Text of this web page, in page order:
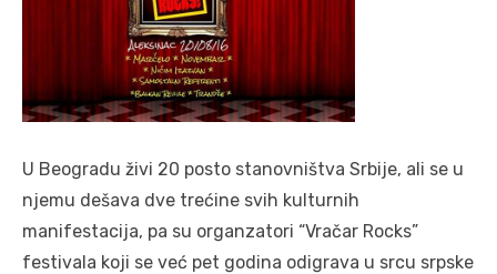
U Beogradu živi 20 posto stanovništva Srbije, ali se u
njemu dešava dve trećine svih kulturnih
manifestacija, pa su organzatori “Vračar Rocks”
festivala koji se već pet godina odigrava u srcu srpske